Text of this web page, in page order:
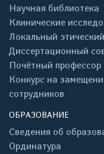
Научная библиотека
Клинические
Локальный
Диссертационный
Почётный
Конкурс на
сотрудников
ОБРАЗОВАНИЕ
Сведения об
Ординатура